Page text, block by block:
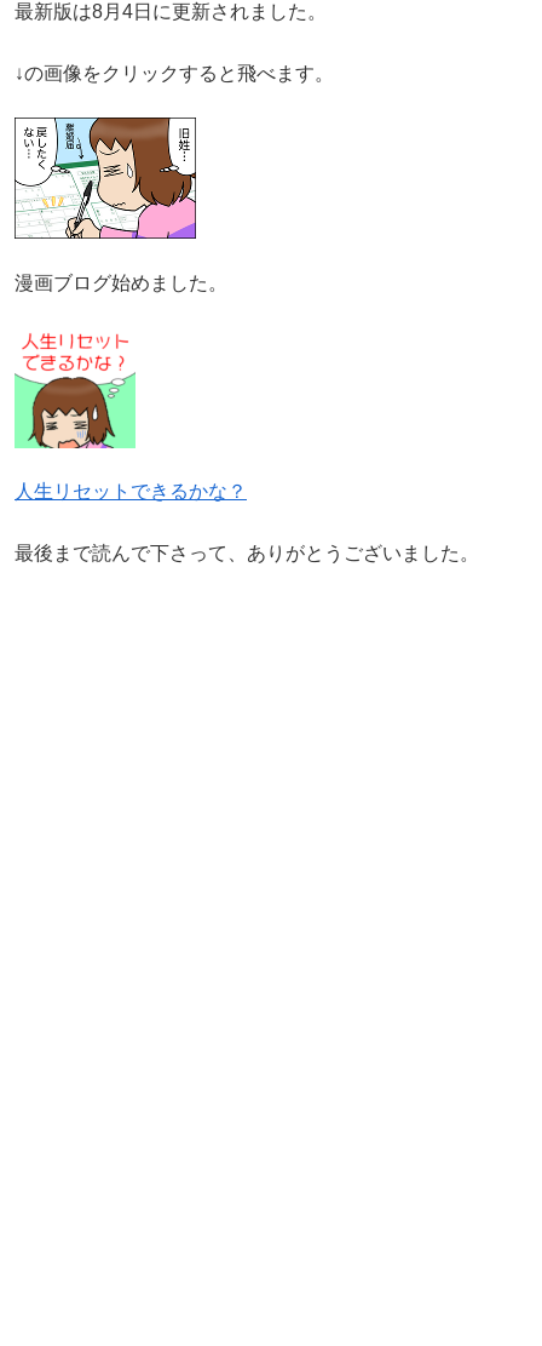
最新版は8月4日に更新されました。
↓の画像をクリックすると飛べます。
漫画ブログ始めました。
人生リセットできるかな？
最後まで読んで下さって、ありがとうございました。